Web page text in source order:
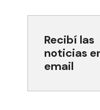
Recibí las
noticias
email